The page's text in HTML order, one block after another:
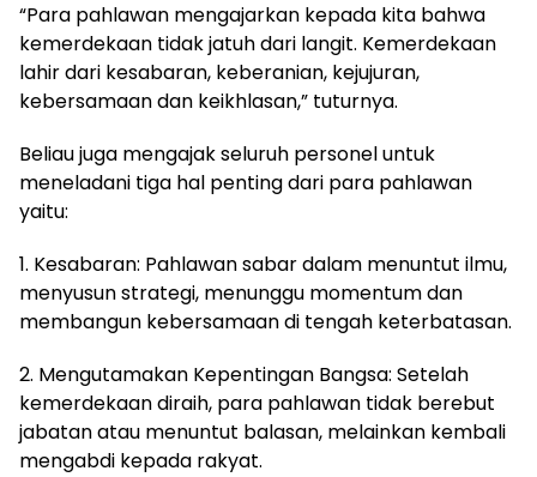
“Para pahlawan mengajarkan kepada kita bahwa
kemerdekaan tidak jatuh dari langit. Kemerdekaan
lahir dari kesabaran, keberanian, kejujuran,
kebersamaan dan keikhlasan,” tuturnya.
Beliau juga mengajak seluruh personel untuk
meneladani tiga hal penting dari para pahlawan
yaitu:
1. Kesabaran: Pahlawan sabar dalam menuntut ilmu,
menyusun strategi, menunggu momentum dan
membangun kebersamaan di tengah keterbatasan.
2. Mengutamakan Kepentingan Bangsa: Setelah
kemerdekaan diraih, para pahlawan tidak berebut
jabatan atau menuntut balasan, melainkan kembali
mengabdi kepada rakyat.